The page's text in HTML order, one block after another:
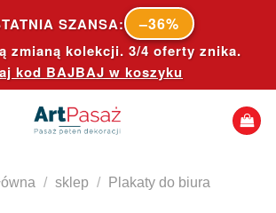
SZANSA: –36%
zmianą kolekcji. 3/4 oferty znika.
kod BAJBAJ w koszyku
/ sklep / Plakaty do biura